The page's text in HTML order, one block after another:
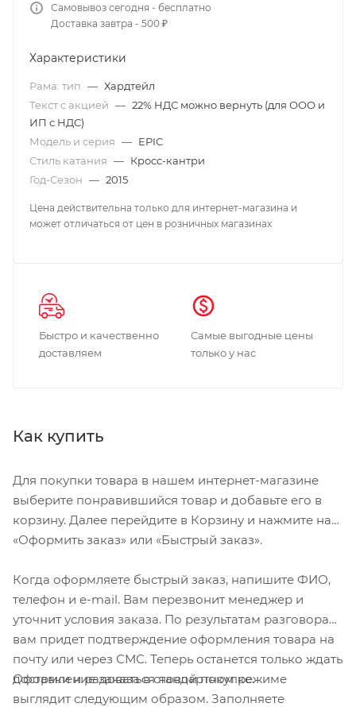
Самовывоз сегодня - бесплатно
Доставка завтра - 500 ₽
Характеристики
Рама: тип — Хардтейл
Текст с акцией — 22% НДС можно вернуть (для ООО и
ИП с НДС)
Модель и серия — EPIC
Стиль катания — Кросс-кантри
Год-Сезон — 2015
Цена действительна только для интернет-магазина и
может отличаться от цен в розничных магазинах
Быстро и качественно
доставляем
Самые выгодные цены
только у нас
Как купить
Для покупки товара в нашем интернет-магазине
выберите понравившийся товар и добавьте его в
корзину. Далее перейдите в Корзину и нажмите на
«Оформить заказ» или «Быстрый заказ».
Когда оформляете быстрый заказ, напишите ФИО,
телефон и e-mail. Вам перезвонит менеджер и
уточнит условия заказа. По результатам разговора
вам придет подтверждение оформления товара на
почту или через СМС. Теперь останется только ждать
доставки и радоваться новой покупке.
Оформление заказа в стандартном режиме
выглядит следующим образом. Заполняете